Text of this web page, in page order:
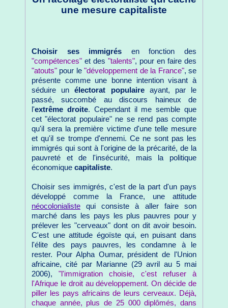
une mesure capitaliste
Choisir ses immigrés en fonction des
"compétences" et des "talents", pour en faire des
"atouts" pour le"développement de la France", se
présente comme une bonne intention visant à
séduire unélectorat populaireayant, par le
passé, succombé au discours haineux de
l'extrême droite. Cependant il me semble que
cet "électorat populaire" ne se rend pas compte
qu'il sera la première victime d'une telle mesure
et qu'il se trompe d'ennemi. Ce ne sont pas les
immigrés qui sont à l'origine de la précarité, de la
pauvreté et de l'insécurité, mais la politique
économique capitaliste.
Choisir ses immigrés, c'est de la part d'un pays
développé comme la France, une attitude
néocolonialiste qui consiste à aller faire son
marché dans les pays les plus pauvres pour y
prélever les "cerveaux" dont on dit avoir besoin.
C'est une attitude égoïste qui, en puisant dans
l'élite des pays pauvres, les condamne à le
rester. Pour Alpha Oumar, président de l'Union
africaine, cité par Marianne (29 avril au 5 mai
2006),"l'immigration choisie, c'est refuser à
l'Afrique le droit au développement. On décide de
piller les pays africains de leurs cerveaux. Déjà,
chaque année, plus de 25 000 diplômés, dans